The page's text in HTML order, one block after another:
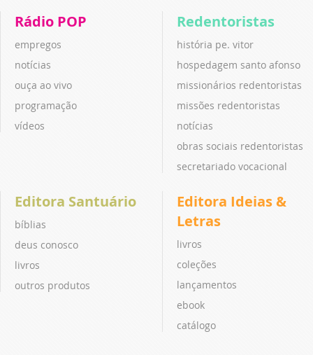
Rádio POP
empregos
notícias
ouça ao vivo
programação
vídeos
Redentoristas
história pe. vitor
hospedagem santo afonso
missionários redentoristas
missões redentoristas
notícias
obras sociais redentoristas
secretariado vocacional
Editora Santuário
bíblias
deus conosco
livros
outros produtos
Editora Ideias &
Letras
livros
coleções
lançamentos
ebook
catálogo